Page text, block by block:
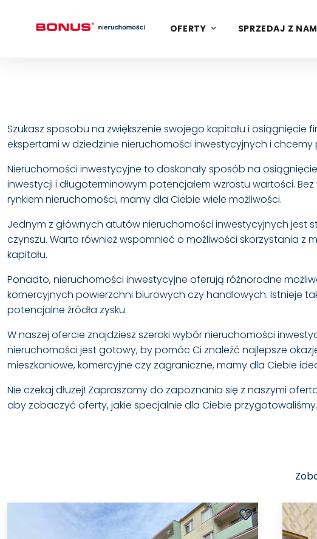
OFERTY SPRZEDAJ Z
Szukasz sposobu na zwiększenie swojego kapitału i
ekspertami w dziedzinie nieruchomości inwestycyjnych i
Nieruchomości inwestycyjne to doskonały sposób na
inwestycji i długoterminowym potencjałem wzrostu wartości.
rynkiem nieruchomości, mamy dla Ciebie wiele możliwości.
Jednym z głównych atutów nieruchomości inwestycyjnych jest
czynszu. Warto również wspomnieć o możliwości skorzystania
kapitału.
Ponadto, nieruchomości inwestycyjne oferują różnorodne
komercyjnych powierzchni biurowych czy handlowych. Istnieje
potencjalne źródła zysku.
W naszej ofercie znajdziesz szeroki wybór nieruchomości
nieruchomości jest gotowy, by pomóc Ci znaleźć najlepsze
mieszkaniowe, komercyjne czy zagraniczne, mamy dla Ciebie
Nie czekaj dłużej! Zapraszamy do zapoznania się z naszymi
aby zobaczyć oferty, jakie specjalnie dla Ciebie przygotowaliśmy.